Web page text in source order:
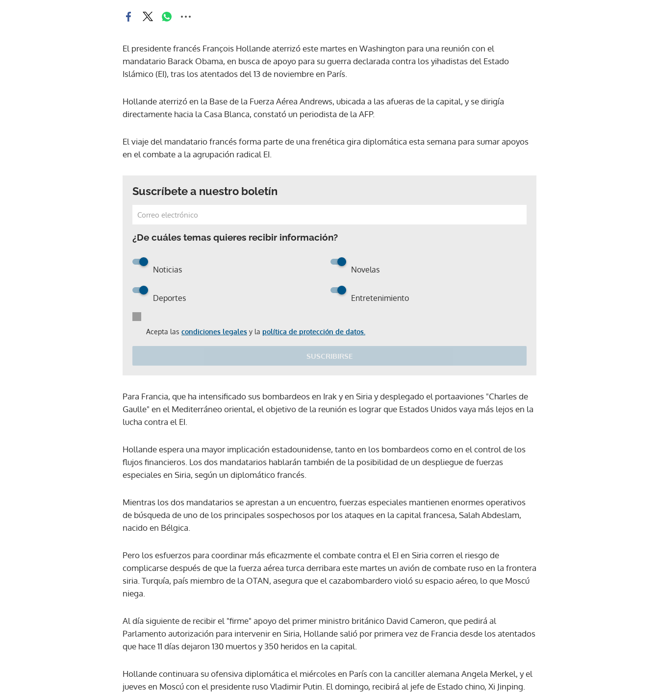
El presidente francés François Hollande aterrizó este martes en Washington para una reunión con el
mandatario Barack Obama, en busca de apoyo para su guerra declarada contra los yihadistas del Estado
Islámico (EI), tras los atentados del 13 de noviembre en París.
Hollande aterrizó en la Base de la Fuerza Aérea Andrews, ubicada a las afueras de la capital, y se dirigía
directamente hacia la Casa Blanca, constató un periodista de la AFP.
El viaje del mandatario francés forma parte de una frenética gira diplomática esta semana para sumar apoyos
en el combate a la agrupación radical EI.
Suscríbete a nuestro boletín
¿De cuáles temas quieres recibir información?
Noticias Novelas
Deportes Entretenimiento
Acepta las condiciones legales y la política de protección de datos.
SUSCRIBIRSE
Gracias por suscribirte a nuestro boletín.
Para Francia, que ha intensificado sus bombardeos en Irak y en Siria y desplegado el portaaviones "Charles de
Gaulle" en el Mediterráneo oriental, el objetivo de la reunión es lograr que Estados Unidos vaya más lejos en la
lucha contra el EI.
Hollande espera una mayor implicación estadounidense, tanto en los bombardeos como en el control de los
flujos financieros. Los dos mandatarios hablarán también de la posibilidad de un despliegue de fuerzas
especiales en Siria, según un diplomático francés.
Mientras los dos mandatarios se aprestan a un encuentro, fuerzas especiales mantienen enormes operativos
de búsqueda de uno de los principales sospechosos por los ataques en la capital francesa, Salah Abdeslam,
nacido en Bélgica.
Pero los esfuerzos para coordinar más eficazmente el combate contra el EI en Siria corren el riesgo de
complicarse después de que la fuerza aérea turca derribara este martes un avión de combate ruso en la frontera
siria. Turquía, país miembro de la OTAN, asegura que el cazabombardero violó su espacio aéreo, lo que Moscú
niega.
Al día siguiente de recibir el "firme" apoyo del primer ministro británico David Cameron, que pedirá al
Parlamento autorización para intervenir en Siria, Hollande salió por primera vez de Francia desde los atentados
que hace 11 días dejaron 130 muertos y 350 heridos en la capital.
Hollande continuara su ofensiva diplomática el miércoles en París con la canciller alemana Angela Merkel, y el
jueves en Moscú con el presidente ruso Vladimir Putin. El domingo, recibirá al jefe de Estado chino, Xi Jinping.